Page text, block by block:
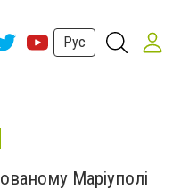
Рус
Маріуполі